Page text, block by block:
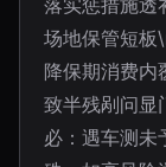
落实惩措施透
场地保管短板
降保期消费内
致半残剐问显
必：遇车测未